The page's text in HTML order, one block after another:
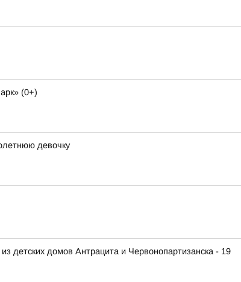
(0+)
девочку
детских домов Антрацита и Червонопартизанска - 19